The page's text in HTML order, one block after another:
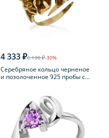
4 333 ₽6 190 ₽-30%
Серебряное кольцо черненое
и позолоченное 925 пробы с